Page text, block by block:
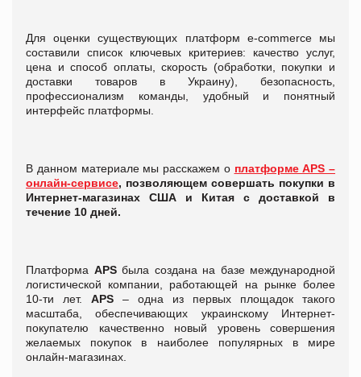
Для оценки существующих платформ e-сommerce мы
составили список ключевых критериев: качество услуг,
цена и способ оплаты, скорость (обработки, покупки и
доставки товаров в Украину), безопасность,
профессионализм команды, удобный и понятный
интерфейс платформы.
В данном материале мы расскажем о платформе APS –
онлайн-сервисе, позволяющем совершать покупки в
Интернет-магазинах США и Китая с доставкой в
течение 10 дней.
Платформа APSбыла создана на базе международной
логистической компании, работающей на рынке более
10-ти лет. APS – одна из первых площадок такого
масштаба, обеспечивающих украинскому Интернет-
покупателю качественно новый уровень совершения
желаемых покупок в наиболее популярных в мире
онлайн-магазинах.